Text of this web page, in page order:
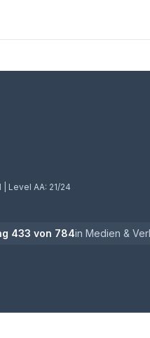
| Level AA: 21/24
433 von 784in Medien &